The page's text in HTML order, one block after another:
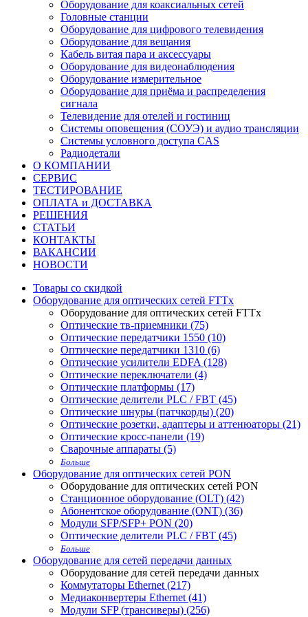
Оборудование для коаксиальных сетей
Головные станции
Оборудование для цифрового телевидения
Оборудование для вещания
Кабель витая пара и аксессуары
Оборудование для видеонаблюдения
Оборудование измерительное
Оборудование для приёма и распределения
сигнала
Телевидение для отелей и гостиниц
Системы оповещения (СОУЭ) и аудио трансляции
Системы условного доступа CAS
Радиодетали
О КОМПАНИИ
СЕРВИС
ТЕСТИРОВАНИЕ
ОПЛАТА и ДОСТАВКА
РЕШЕНИЯ
СТАТЬИ
КОНТАКТЫ
ВАКАНСИИ
НОВОСТИ
Товары со скидкой
Оборудование для оптических сетей FTTx
Оборудование для оптических сетей FTTx
Оптические тв-приемники (75)
Оптические передатчики 1550 (10)
Оптические передатчики 1310 (6)
Оптические усилители EDFA (128)
Оптические переключатели (4)
Оптические платформы (17)
Оптические делители PLC / FBT (45)
Оптические шнуры (патчкорды) (20)
Оптические розетки, адаптеры и аттенюаторы (21)
Оптические кросс-панели (19)
Сварочные аппараты (5)
Больше
Оборудование для оптических сетей PON
Оборудование для оптических сетей PON
Станционное оборудование (OLT) (42)
Абонентское оборудование (ONT) (36)
Модули SFP/SFP+ PON (20)
Оптические делители PLC / FBT (45)
Больше
Оборудование для сетей передачи данных
Оборудование для сетей передачи данных
Коммутаторы Ethernet (217)
Медиаконвертеры Ethernet (41)
Модули SFP (трансиверы) (256)